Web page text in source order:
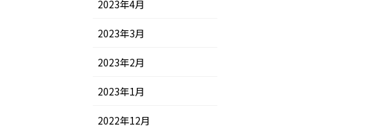
2023年4月
2023年3月
2023年2月
2023年1月
2022年12月